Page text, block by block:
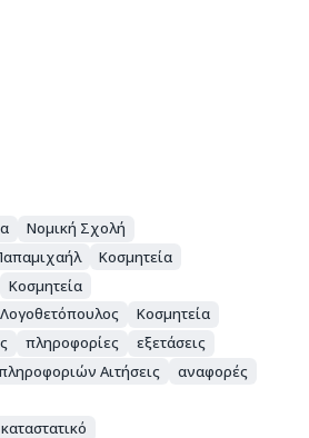
Νομική Σχολή
Κοσμητεία
Κοσμητεία
Κοσμητεία
πληροφορίες
εξετάσεις
Αιτήσεις
αναφορές
καταστατικό